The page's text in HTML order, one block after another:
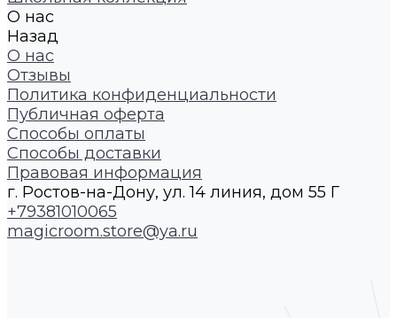
О нас
Назад
О нас
Отзывы
Политика конфиденциальности
Публичная оферта
Способы оплаты
Способы доставки
Правовая информация
г. Ростов-на-Дону, ул. 14 линия, дом 55 Г
+79381010065
magicroom.store@ya.ru